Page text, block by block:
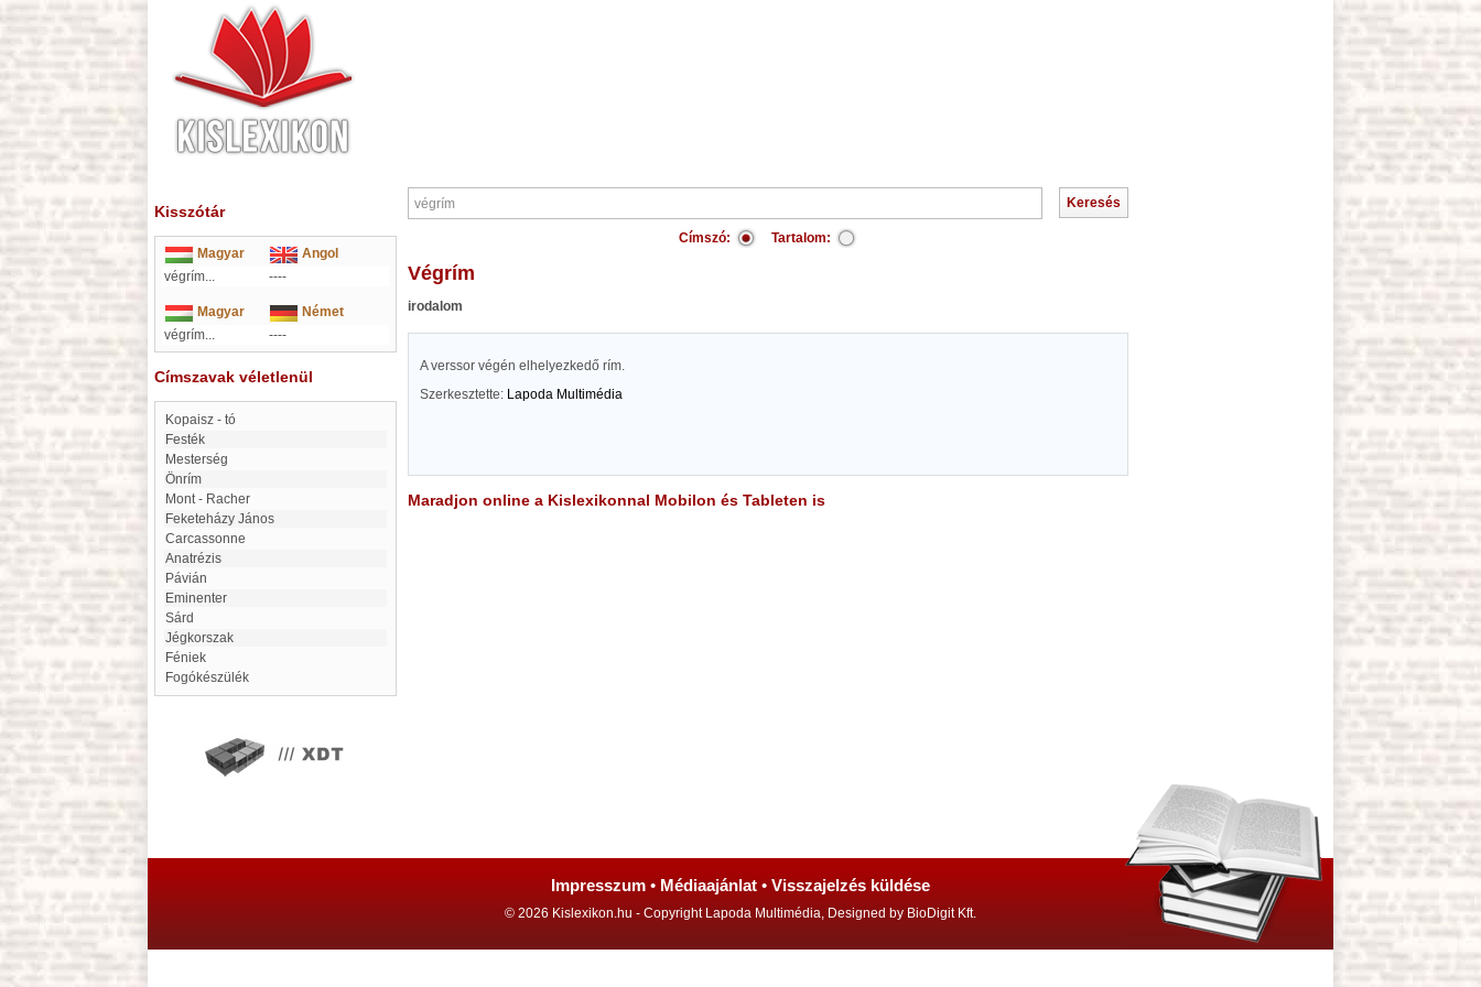
Kisszótár
Magyar
Angol
végrím...
----
Magyar
Német
végrím...
----
Címszavak véletlenül
Kopaisz - tó
Festék
Mesterség
önrím
Mont - Racher
Feketeházy János
Carcassonne
Anatrézis
Pávián
eminenter
Sárd
Jégkorszak
Féniek
Fogókészülék
Címszó: Tartalom:
végrím
irodalom
A verssor végén elhelyezkedő rím.
Szerkesztette: Lapoda Multimédia
Maradjon online a Kislexikonnal Mobilon és Tableten is
Impresszum • Médiaajánlat • Visszajelzés küldése
© 2026 Kislexikon.hu - Copyright Lapoda Multimédia, Designed by BioDigit Kft.